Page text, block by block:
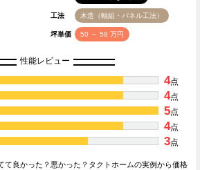
工法 木造（軸組・パネル工法）
坪単価 50 ～ 58 万円
性能レビュー
4点
4点
5点
4点
3点
て良かった？悪かった？タクトホームの実例から価格